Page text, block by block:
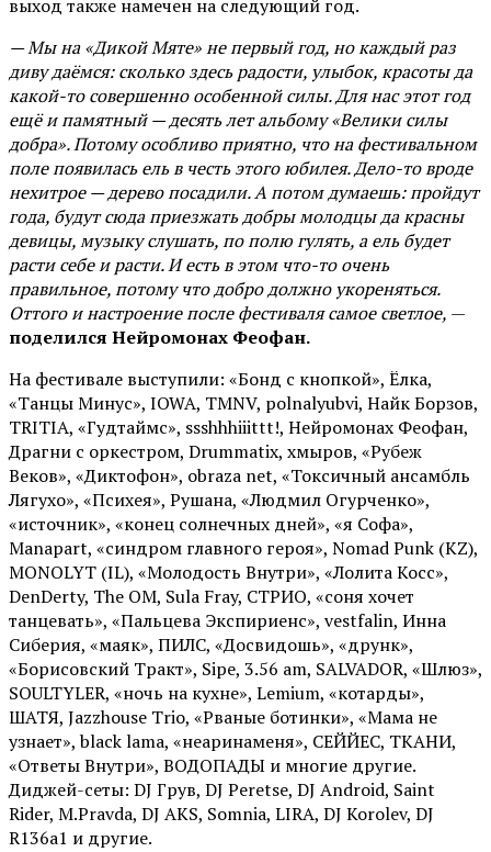
выход также намечен на следующий год.
— Мы на «Дикой Мяте» не первый год, но каждый раз
диву даёмся: сколько здесь радости, улыбок, красоты да
какой-то совершенно особенной силы. Для нас этот год
ещё и памятный — десять лет альбому «Велики силы
добра». Потому особливо приятно, что на фестивальном
поле появилась ель в честь этого юбилея. Дело-то вроде
нехитрое — дерево посадили. А потом думаешь: пройдут
года, будут сюда приезжать добры молодцы да красны
девицы, музыку слушать, по полю гулять, а ель будет
расти себе и расти. И есть в этом что-то очень
правильное, потому что добро должно укореняться.
Оттого и настроение после фестиваля самое светлое, —
поделился Нейромонах Феофан.
На фестивале выступили: «Бонд с кнопкой», Ёлка,
«Танцы Минус», IOWA, TMNV, polnalyubvi, Найк Борзов,
TRITIA, «Гудтаймс», ssshhhiiittt!, Нейромонах Феофан,
Драгни с оркестром, Drummatix, хмыров, «Рубеж
Веков», «Диктофон», obraza net, «Токсичный ансамбль
Лягухо», «Психея», Рушана, «Людмил Огурченко»,
«источник», «конец солнечных дней», «я Софа»,
Manapart, «синдром главного героя», Nomad Punk (KZ),
MONOLYT (IL), «Молодость Внутри», «Лолита Косс»,
DenDerty, The OM, Sula Fray, СТРИО, «соня хочет
танцевать», «Пальцева Экспириенс», vestfalin, Инна
Сиберия, «маяк», ПИЛС, «Досвидошь», «друнк»,
«Борисовский Тракт», Sipe, 3.56 am, SALVADOR, «Шлюз»,
SOULTYLER, «ночь на кухне», Lemium, «котарды»,
ШАТЯ, Jazzhouse Trio, «Рваные ботинки», «Мама не
узнает», black lama, «неаринаменя», СЕЙЙЕС, ТКАНИ,
«Ответы Внутри», ВОДОПАДЫ и многие другие.
Диджей-сеты: DJ Грув, DJ Peretse, DJ Android, Saint
Rider, М.Pravda, DJ AKS, Somnia, LIRA, DJ Korolev, DJ
R136a1 и другие.